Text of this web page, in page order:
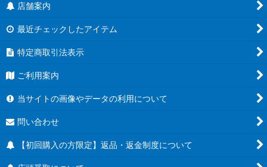
店舗案内
最近チェックしたアイテム
特定商取引法表示
ご利用案内
当サイトの画像やデータの利用について
問い合わせ
【初回購入の方限定】返品・返金制度について